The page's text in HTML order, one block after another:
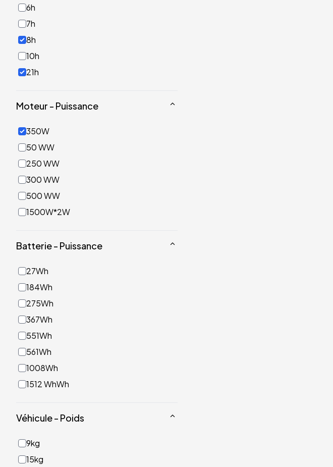
6h
7h
8h
10h
21h
Moteur - Puissance
350W
50 WW
250 WW
300 WW
500 WW
1500W*2W
Batterie - Puissance
27Wh
184Wh
275Wh
367Wh
551Wh
561Wh
1008Wh
1512 WhWh
Véhicule - Poids
9kg
15kg